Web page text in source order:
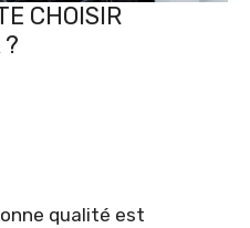
CHOISIR
?
qualité est